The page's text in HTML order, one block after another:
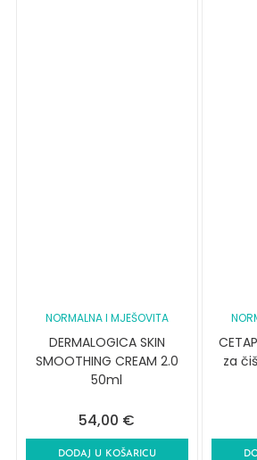
NORMALNA I MJEŠOVITA
DERMALOGICA SKIN
SMOOTHING CREAM 2.0
50ml
54,00 €
DODAJ U KOŠARICU
za